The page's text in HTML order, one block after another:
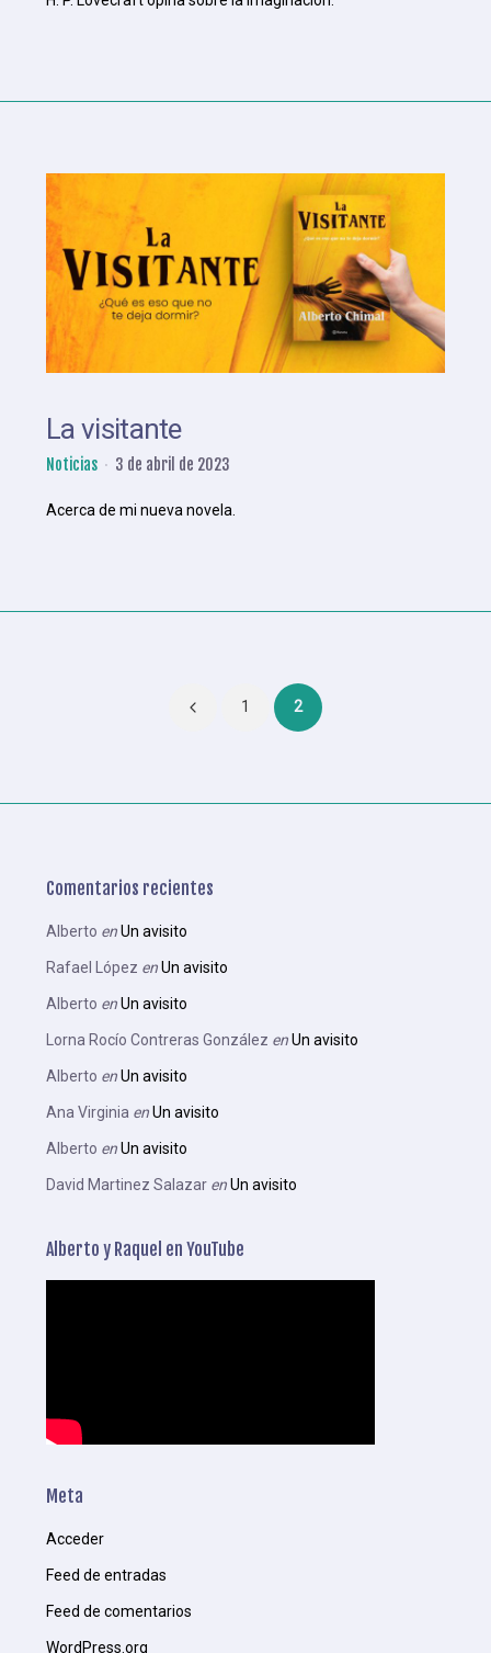
La visitante
Noticias 3 de abril de 2023
Acerca de mi nueva novela.
1 2
Comentarios recientes
Alberto enUn avisito
Rafael López enUn avisito
Alberto enUn avisito
Lorna Rocío Contreras González enUn avisito
Alberto enUn avisito
Ana Virginia enUn avisito
Alberto enUn avisito
David Martinez Salazar enUn avisito
Alberto y Raquel en YouTube
Meta
Acceder
Feed de entradas
Feed de comentarios
WordPress.org